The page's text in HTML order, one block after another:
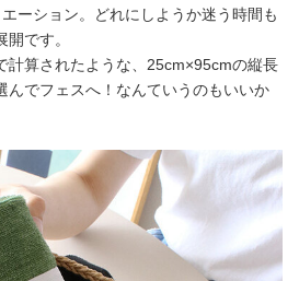
ーション。どれにしようか迷う時間も
です。
計算されたような、25cm×95cmの縦長
んでフェスへ！なんていうのもいいか